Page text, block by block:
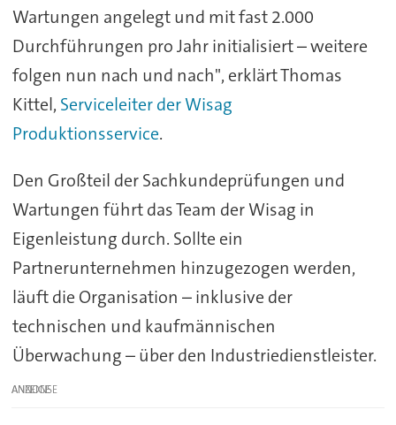
Wartungen angelegt und mit fast 2.000
Durchführungen pro Jahr initialisiert – weitere
folgen nun nach und nach", erklärt Thomas
Kittel, Serviceleiter der Wisag
Produktionsservice.
Den Großteil der Sachkundeprüfungen und
Wartungen führt das Team der Wisag in
Eigenleistung durch. Sollte ein
Partnerunternehmen hinzugezogen werden,
läuft die Organisation – inklusive der
technischen und kaufmännischen
Überwachung – über den Industriedienstleister.
ANZEIGE